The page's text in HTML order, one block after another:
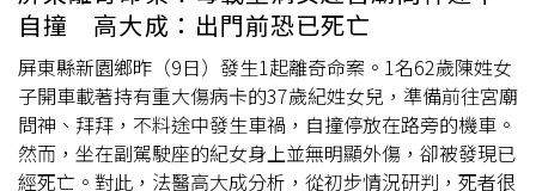
就經常看到沾滿油膩與黑垢的手機。貼文曝光後，釣出大批
網友分享自身經驗。不少人表示自己平時都有固定清潔眼鏡
的習慣，也有網友分享自己在清潔眼鏡時遇到的困擾。（圖
／翻攝自Threads）不過，網路上也有許多相當重視清潔的
族群。不少人分享自己的習慣，表示：「只要看到眼鏡有一
點點灰塵就會很躁」、「洗完澡如果不洗眼鏡，絕對不把眼
鏡戴上」、「洗澡前一定要先洗眼鏡，無法接受洗乾淨的臉
自撞 高大成：出門前恐已死亡
屏東縣新園鄉昨（9日）發生1起離奇命案。1名62歲陳姓女
子開車載著持有重大傷病卡的37歲紀姓女兒，準備前往宮廟
問神、拜拜，不料途中發生車禍，自撞停放在路旁的機車。
然而，坐在副駕駛座的紀女身上並無明顯外傷，卻被發現已
經死亡。對此，法醫高大成分析，從初步情況研判，死者很